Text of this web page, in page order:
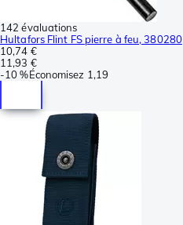
142 évaluations
Hultafors Flint FS pierre à feu, 380280
10,74 €
11,93 €
-10 %Économisez 1,19